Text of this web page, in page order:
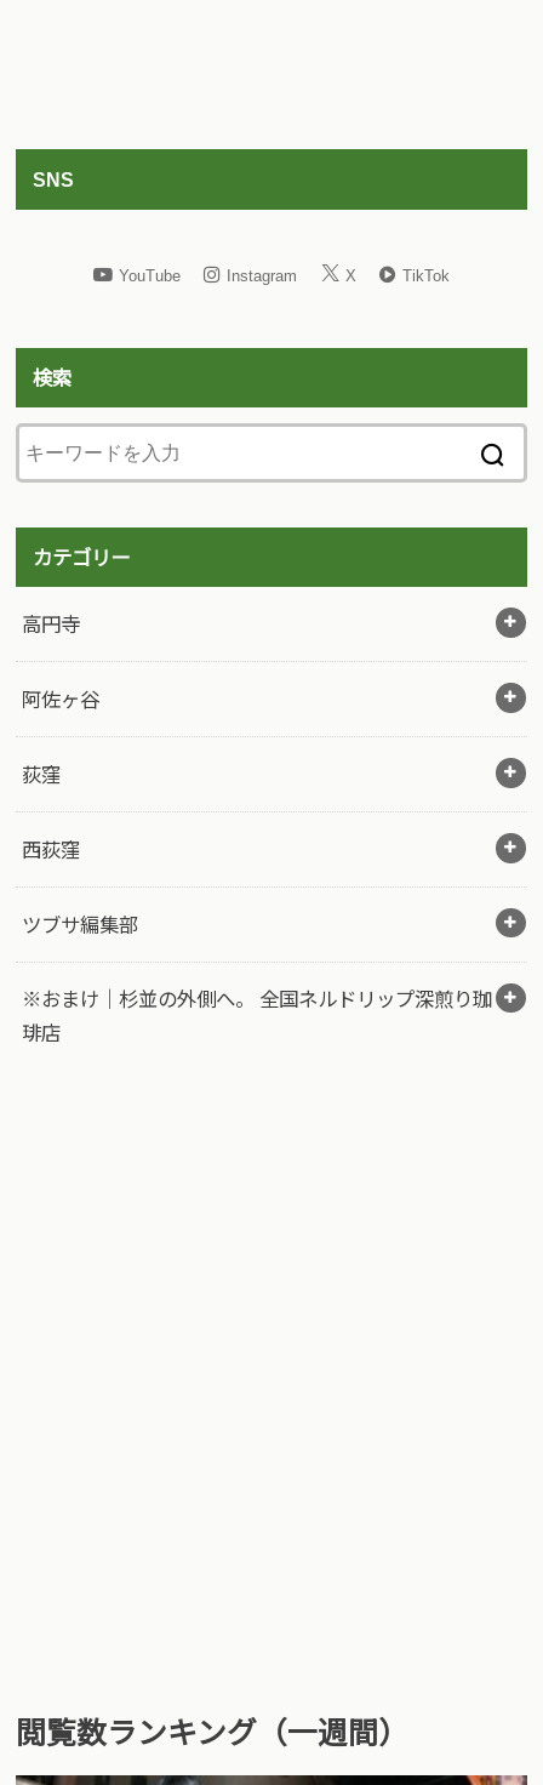
SNS
YouTube Instagram X TikTok
検索
カテゴリー
高円寺
阿佐ヶ谷
荻窪
西荻窪
ツブサ編集部
※おまけ｜杉並の外側へ。 全国ネルドリップ深煎り珈
琲店
閲覧数ランキング（一週間）